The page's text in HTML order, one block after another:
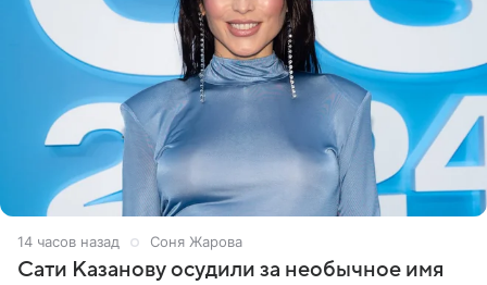
14 часов назад Соня Жарова
Сати Казанову осудили за необычное имя